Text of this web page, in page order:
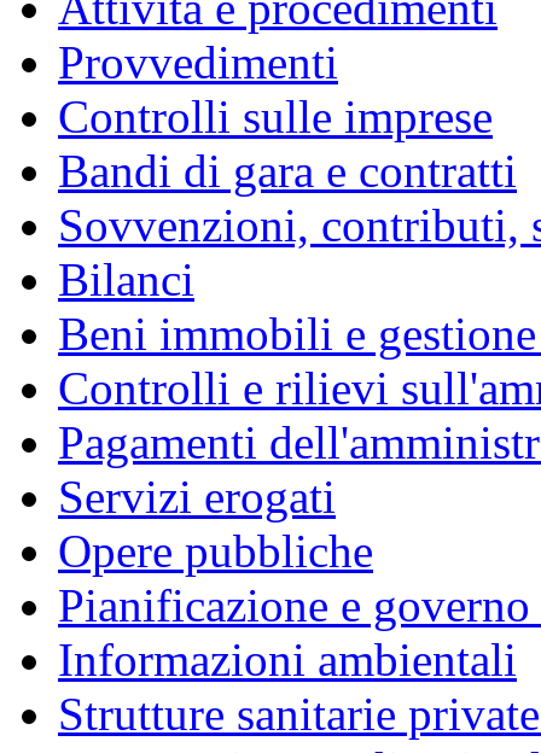
Provvedimenti
Controlli sulle imprese
Bandi di gara e contratti
Sovvenzioni, contributi,
Bilanci
Beni immobili e
Controlli e rilievi
Pagamenti
Servizi erogati
Opere pubbliche
Pianificazione e
Informazioni ambientali
Strutture sanitarie